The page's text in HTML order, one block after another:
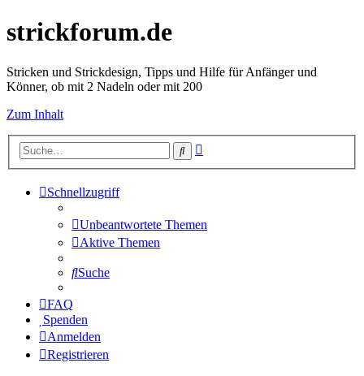
strickforum.de
Stricken und Strickdesign, Tipps und Hilfe für Anfänger und
Könner, ob mit 2 Nadeln oder mit 200
Zum Inhalt
Suche
Schnellzugriff
Unbeantwortete Themen
Aktive Themen
Suche
FAQ
Spenden
Anmelden
Registrieren